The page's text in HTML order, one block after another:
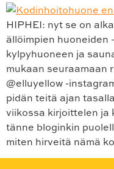
HIPHEI: nyt se on
ällöimpien huoneiden
kylpyhuoneen ja
mukaan seuraamaan
@elluyellow -
pidän teitä ajan
viikossa kirjoittelen ja
tänne bloginkin
miten hirveitä nämä